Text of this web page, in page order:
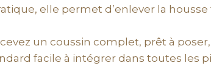
elle permet d’enlever la
un coussin complet, prêt à
facile à intégrer dans toutes les